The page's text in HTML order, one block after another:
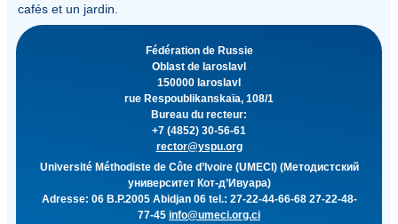
cafés et un jardin.
Fédération de Russie
Oblast de Iaroslavl
150000 Iaroslavl
rue Respoublikanskaïa, 108/1
Bureau du recteur:
+7 (4852) 30-56-61
rector@yspu.org
Université Méthodiste de Côte d’Ivoire (UMECI) (Методистский
университет Кот-д’Ивуара)
Adresse: 06 B.P.2005 Abidjan 06 tel.: 27-22-44-66-68 27-22-48-
77-45 info@umeci.org.ci